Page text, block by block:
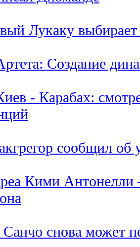
Лукаку
Создание
- Карабах:
сообщил об
Кими Антонелли
снова может